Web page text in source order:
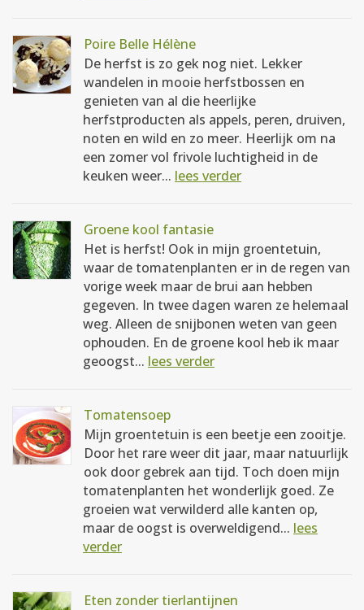
Poire Belle Hélène
De herfst is zo gek nog niet. Lekker
wandelen in mooie herfstbossen en
genieten van al die heerlijke
herfstproducten als appels, peren, druiven,
noten en wild en zo meer. Heerlijk om na
een zomer vol frivole luchtigheid in de
keuken weer... lees verder
Groene kool fantasie
Het is herfst! Ook in mijn groentetuin,
waar de tomatenplanten er in de regen van
vorige week maar de brui aan hebben
gegeven. In twee dagen waren ze helemaal
weg. Alleen de snijbonen weten van geen
ophouden. En de groene kool heb ik maar
geoogst... lees verder
Tomatensoep
Mijn groentetuin is een beetje een zooitje.
Door het rare weer dit jaar, maar natuurlijk
ook door gebrek aan tijd. Toch doen mijn
tomatenplanten het wonderlijk goed. Ze
groeien wat verwilderd alle kanten op,
maar de oogst is overweldigend... lees
verder
Eten zonder tierlantijnen